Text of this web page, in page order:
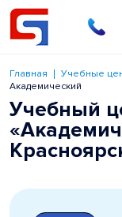
Главная Учебные
Академический
Учебный